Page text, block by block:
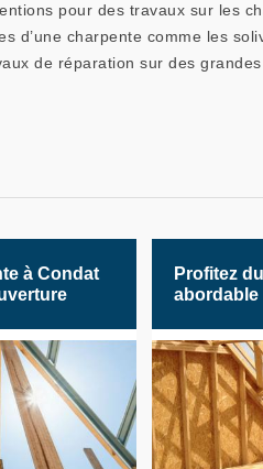
pour des travaux sur les
d’une charpente comme les
de réparation sur des
à Condat
Profitez
abordable